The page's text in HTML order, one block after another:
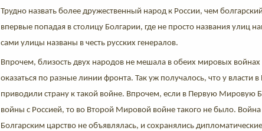
Трудно назвать более дружественный народ к России, чем
впервые попадая в столицу Болгарии, где не просто названия улиц
сами улицы названы в честь русских генералов.
Впрочем, близость двух народов не мешала в обеих мировых
оказаться по разные линии фронта. Так уж получалось, что у власти
приводили страну к такой войне. Впрочем, если в Первую Мировую
войны с Россией, то во Второй Мировой войне такого не было.
Болгарским царство не объявлялась, и сохранялись